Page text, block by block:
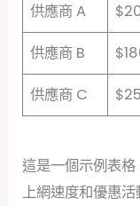
供應商 A
供應商 B
供應商 C
這是一個示例表
上網速度和優惠